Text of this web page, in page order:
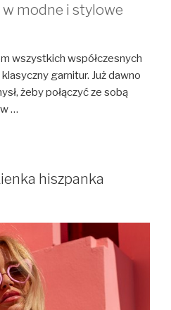
modne i stylowe
wszystkich współczesnych
garnitur. Już dawno
żeby połączyć ze sobą
…
hiszpanka